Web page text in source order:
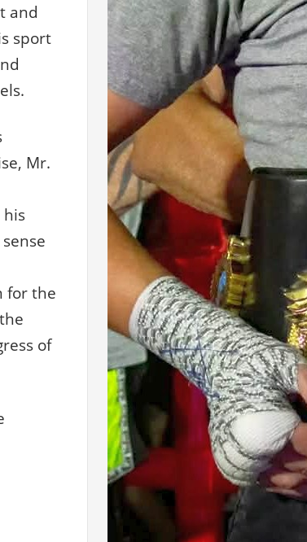
and
sport
Mr.
for the
of